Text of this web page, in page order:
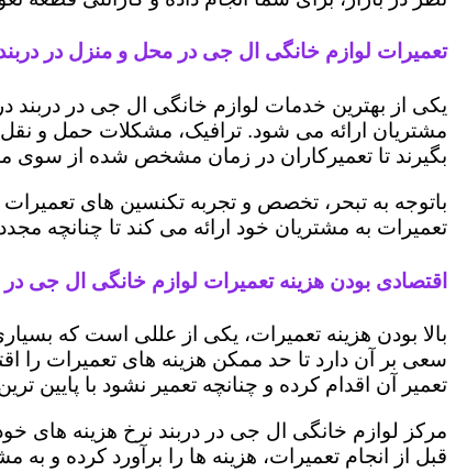
تعمیرات لوازم خانگی ال جی در محل و منزل در
یکی از بهترین خدمات لوازم خانگی ال جی در
مشتریان ارائه می شود. ترافیک، مشکلات حمل و
بگیرند تا تعمیرکاران در زمان مشخص شده از سوی
باتوجه به تبحر، تخصص و تجربه تکنسین های
تعمیرات به مشتریان خود ارائه می کند تا چنانچه
اقتصادی بودن هزینه تعمیرات لوازم خانگی ال جی در
بالا بودن هزینه تعمیرات، یکی از عللی است که
سعی بر آن دارد تا حد ممکن هزینه های تعمیرات را
تعمیر آن اقدام کرده و چنانچه تعمیر نشود با پایین
مرکز لوازم خانگی ال جی در دربند نرخ هزینه های
قبل از انجام تعمیرات، هزینه ها را برآورد کرده